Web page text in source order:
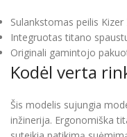
Sulankstomas peilis Kizer
Integruotas titano
Originali gamintojo
Kodėl verta
Šis modelis sujungia
inžinerija. Ergonomiška